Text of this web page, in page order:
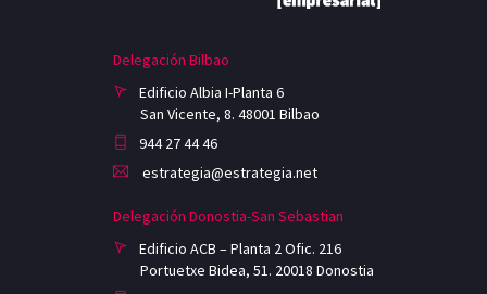
Delegación Bilbao
Edificio Albia I-Planta 6
San Vicente, 8. 48001 Bilbao
944 27 44 46
estrategia@estrategia.net
Delegación Donostia-San Sebastian
Edificio ACB – Planta 2 Ofic. 216
Portuetxe Bidea, 51. 20018 Donostia